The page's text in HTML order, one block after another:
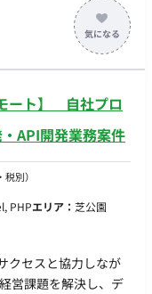
プロジェクト（詳細
稼働：フルリモート
）
ート】 自社プロ
API開発業務案件
別）
PHPエリア： 芝公園
クセスと協力しなが
営課題を解決し、デ